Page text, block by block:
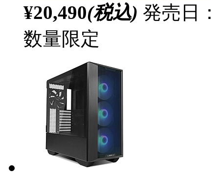
¥20,490(税込) 発売日
数量限定